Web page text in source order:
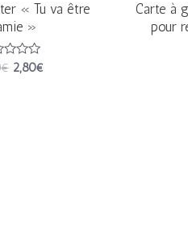
« Tu va être
»
€ 2,80€
Carte à
pour